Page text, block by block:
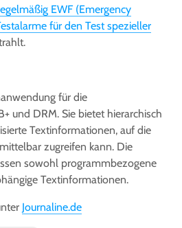
EWF (Emergency
für den Test spezieller
für die
und DRM. Sie bietet hierarchisch
Textinformationen, auf die
zugreifen kann. Die
sowohl programmbezogene
Textinformationen.
Journaline.de